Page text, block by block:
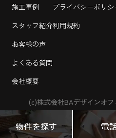
施工事例
スタッフ紹介
お客様の声
よくある質問
会社概要
プライバシーポリシ
利用規約
(c)株式会社BAデザインオ
物件を探す 電